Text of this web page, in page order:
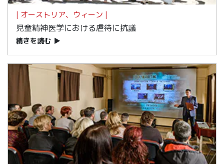
| オーストリア、ウィーン |
児童精神医学における虐待に抗議
続きを読む ▶